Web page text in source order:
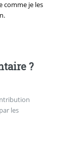
comme je les
?
les